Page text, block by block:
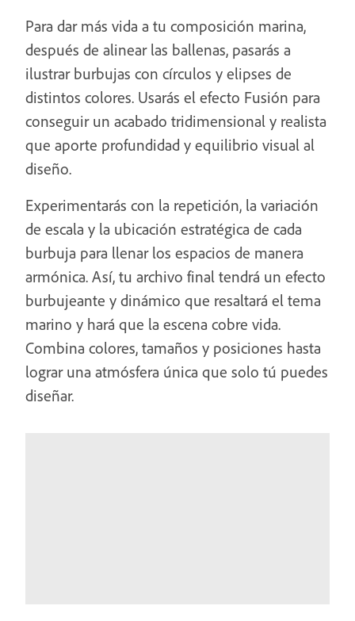
Para dar más vida a tu composición marina,
después de alinear las ballenas, pasarás a
ilustrar burbujas con círculos y elipses de
distintos colores. Usarás el efecto Fusión para
conseguir un acabado tridimensional y realista
que aporte profundidad y equilibrio visual al
diseño.
Experimentarás con la repetición, la variación
de escala y la ubicación estratégica de cada
burbuja para llenar los espacios de manera
armónica. Así, tu archivo final tendrá un efecto
burbujeante y dinámico que resaltará el tema
marino y hará que la escena cobre vida.
Combina colores, tamaños y posiciones hasta
lograr una atmósfera única que solo tú puedes
diseñar.